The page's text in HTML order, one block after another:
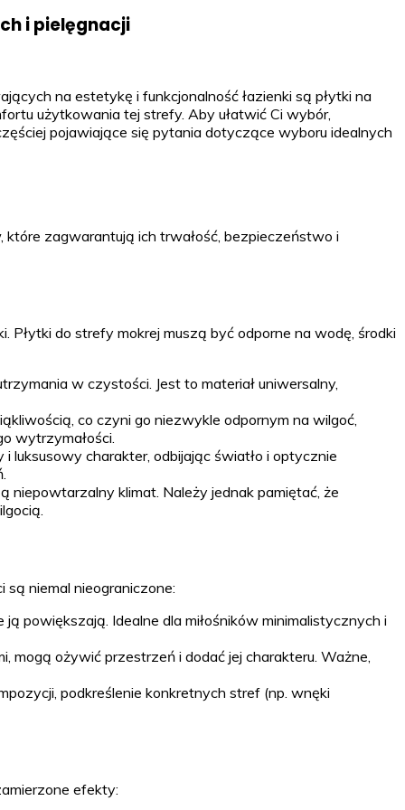
i pielęgnacji
na estetykę i funkcjonalność łazienki są płytki na
użytkowania tej strefy. Aby ułatwić Ci wybór,
pojawiające się pytania dotyczące wyboru idealnych
zagwarantują ich trwałość, bezpieczeństwo i
Płytki do strefy mokrej muszą być odporne na wodę, środki
w czystości. Jest to materiał uniwersalny,
co czyni go niezwykle odpornym na wilgoć,
wytrzymałości.
luksusowy charakter, odbijając światło i optycznie
niepowtarzalny klimat. Należy jednak pamiętać, że
są niemal nieograniczone:
powiększają. Idealne dla miłośników minimalistycznych i
mogą ożywić przestrzeń i dodać jej charakteru. Ważne,
podkreślenie konkretnych stref (np. wnęki
efekty: